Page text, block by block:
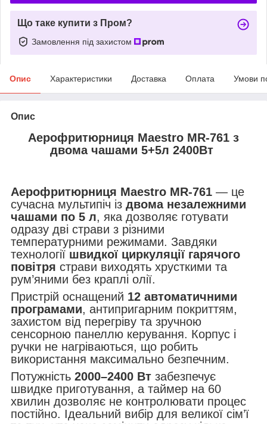
Що таке купити з Пром?
Замовлення під захистом
Опис Характеристики Доставка Оплата Умови
Опис
Аерофритюрниця Maestro MR-761 з
двома чашами 5+5л 2400Вт
Аерофритюрниця Maestro MR-761 — це
сучасна мультипіч із двома незалежними
чашами по 5 л, яка дозволяє готувати
одразу дві страви з різними
температурними режимами. Завдяки
технології швидкої циркуляції гарячого
повітря страви виходять хрусткими та
рум’яними без краплі олії.
Пристрій оснащений 12 автоматичними
програмами, антипригарним покриттям,
захистом від перегріву та зручною
сенсорною панеллю керування. Корпус і
ручки не нагріваються, що робить
використання максимально безпечним.
Потужність 2000–2400 Вт забезпечує
швидке приготування, а таймер на 60
хвилин дозволяє не контролювати процес
постійно. Ідеальний вибір для великої сім’ї